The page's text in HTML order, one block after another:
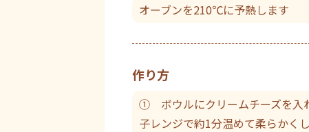
オーブンを210℃に予熱します
作り方
① ボウルにクリームチーズを入
子レンジで約1分温めて柔らかくし